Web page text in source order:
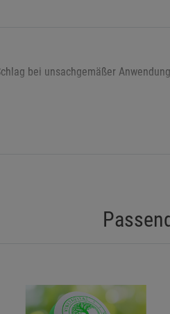
bei unsachgemäßer
bergen Verletzungsgefahr.
reparieren – Lebensgefahr durch